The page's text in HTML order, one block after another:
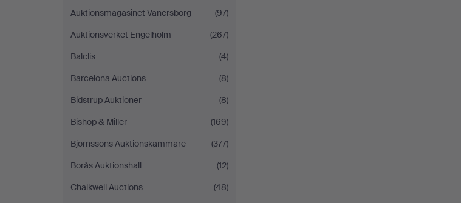
Auktionsmagasinet Vänersborg
(97)
Auktionsverket Engelholm
(267)
Balclis
(4)
Barcelona Auctions
(8)
Bidstrup Auktioner
(8)
Bishop & Miller
(169)
Björnssons Auktionskammare
(377)
Borås Auktionshall
(12)
Chalkwell Auctions
(48)